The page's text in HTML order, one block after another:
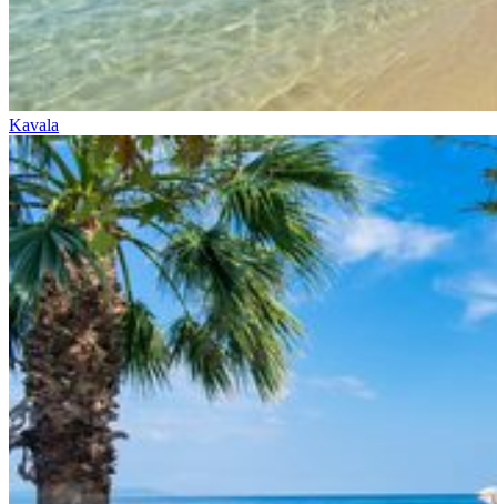
Kavala